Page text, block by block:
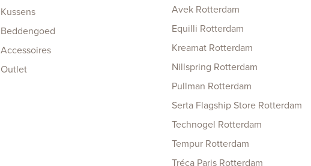
Kussens
Beddengoed
Accessoires
Outlet
Avek Rotterdam
Equilli Rotterdam
Kreamat Rotterdam
Nillspring Rotterdam
Pullman Rotterdam
Serta Flagship Store Rotterdam
Technogel Rotterdam
Tempur Rotterdam
Tréca Paris Rotterdam